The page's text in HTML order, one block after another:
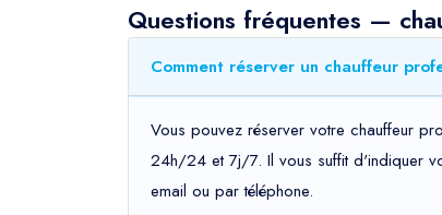
Questions fréquentes —
Comment réserver un chauffeur
Vous pouvez réserver votre chauffeur
24h/24 et 7j/7. Il vous suffit d'indiquer
email ou par téléphone.